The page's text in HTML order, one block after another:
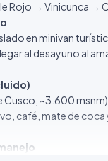
Rojo → Vinicunca →
en minivan
al desayuno al
Cusco, ~3.600
café, mate de